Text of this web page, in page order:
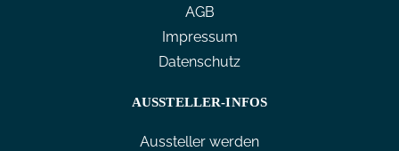
AGB
Impressum
Datenschutz
AUSSTELLER-INFOS
Aussteller werden